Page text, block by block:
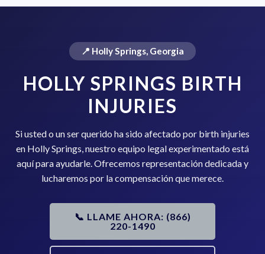
📍 Holly Springs, Georgia
HOLLY SPRINGS BIRTH
INJURIES
Si usted o un ser querido ha sido afectado por birth injuries
en Holly Springs, nuestro equipo legal experimentado está
aquí para ayudarle. Ofrecemos representación dedicada y
lucharemos por la compensación que merece.
📞 LLAME AHORA: (866)
220-1490